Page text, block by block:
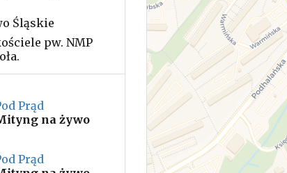
Śląskie
pw. NMP
Prąd
na żywo
Prąd